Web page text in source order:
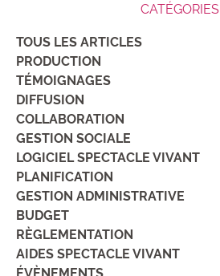
CATÉGORIES
TOUS LES ARTICLES
PRODUCTION
TÉMOIGNAGES
DIFFUSION
COLLABORATION
GESTION SOCIALE
LOGICIEL SPECTACLE VIVANT
PLANIFICATION
GESTION ADMINISTRATIVE
BUDGET
RÈGLEMENTATION
AIDES SPECTACLE VIVANT